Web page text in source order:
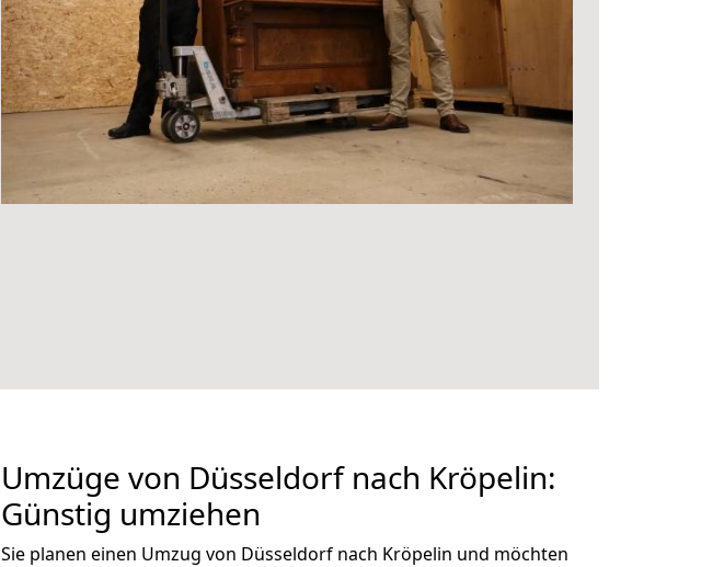
Umzüge von Düsseldorf nach Kröpelin:
Günstig umziehen
Sie planen einen Umzug von Düsseldorf nach Kröpelin und möchten